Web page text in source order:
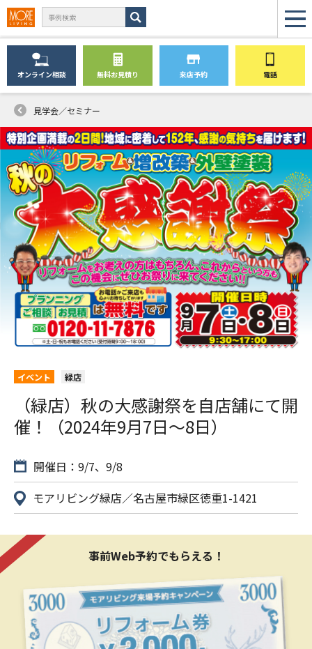
オンライン相談 無料お見積り 来店予約 電話
見学会／セミナー
イベント 緑店
（緑店）秋の大感謝祭を自店舗にて開
催！（2024年9月7日〜8日）
開催日：9/7、9/8
モアリビング緑店／名古屋市緑区徳重1-1421
事前Web予約でもらえる！